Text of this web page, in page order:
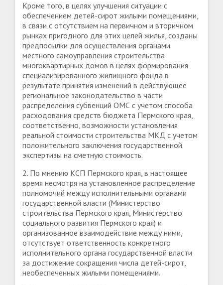
Кроме того, в целях улучшения ситуации с
обеспечением детей-сирот жилыми помещениями,
в связи с отсутствием на первичном и вторичном
рынках пригодного для этих целей жилья, созданы
предпосылки для осуществления органами
местного самоуправления строительства
многоквартирных домов в целях формирования
специализированного жилищного фонда в
результате принятия изменений в действующее
региональное законодательство в части
распределения субвенций ОМС с учетом способа
расходования средств бюджета Пермского края,
соответственно, возможности установления
реальной стоимости строительства МКД с учетом
положительного заключения государственной
экспертизы на сметную стоимость.
2. По мнению КСП Пермского края, в настоящее
время несмотря на установленное распределение
полномочий между исполнительными органами
государственной власти (Министерство
строительства Пермского края, Министерство
социального развития Пермского края) и
организованное взаимодействие между ними,
отсутствует ответственность конкретного
исполнительного органа государственной власти
за достижение сокращения числа детей-сирот,
необеспеченных жилыми помещениями.